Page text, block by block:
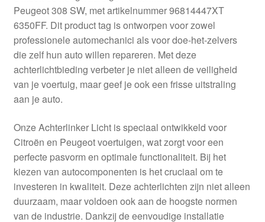
Kassa
Klachten
Klachtenprocedure
Levering
Mijn account
Over ons
Privacybeleid
Peugeot 308 SW, met artikelnummer 96814447XT
6350FF. Dit product tag is ontworpen voor zowel
professionele automechanici als voor doe-het-zelvers
die zelf hun auto willen repareren. Met deze
achterlichtbieding verbeter je niet alleen de veiligheid
van je voertuig, maar geef je ook een frisse uitstraling
aan je auto.
Onze Achterlinker Licht is speciaal ontwikkeld voor
Citroën en Peugeot voertuigen, wat zorgt voor een
perfecte pasvorm en optimale functionaliteit. Bij het
kiezen van autocomponenten is het cruciaal om te
investeren in kwaliteit. Deze achterlichten zijn niet alleen
duurzaam, maar voldoen ook aan de hoogste normen
van de industrie. Dankzij de eenvoudige installatie